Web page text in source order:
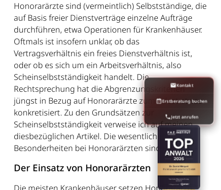
Honorarärzte sind (vermeintlich) Selbstständige, die
auf Basis freier Dienstverträge einzelne Aufträge
durchführen, etwa Operationen für Krankenhäuser.
Oftmals ist insofern unklar, ob das
Vertragsverhältnis ein freies Dienstverhältnis ist,
oder ob es sich um ein Arbeitsverhältnis, also
Scheinselbstständigkeit handelt. Die
Rechtsprechung hat die Abgrenzungskriterien
jüngst in Bezug auf Honorarärzte zumindest etwas
konkretisiert. Zu den Grundsätzen zur
Scheinselbstständigkeit verweise ich auf meinen
diesbezüglichen Artikel. Die wesentlichen
Besonderheiten bei Honorarärzten sind Folgende:
Der Einsatz von Honorarärzten
Die meisten Krankenhäuser setzen Honorarärzte
Kontakt
Erstberatung buchen
Jetzt anrufen